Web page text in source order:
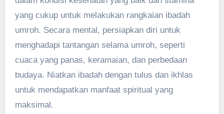
yang cukup untuk melakukan rangkaian ibadah
umroh. Secara mental, persiapkan diri untuk
menghadapi tantangan selama umroh, seperti
cuaca yang panas, keramaian, dan perbedaan
budaya. Niatkan ibadah dengan tulus dan ikhlas
untuk mendapatkan manfaat spiritual yang
maksimal.